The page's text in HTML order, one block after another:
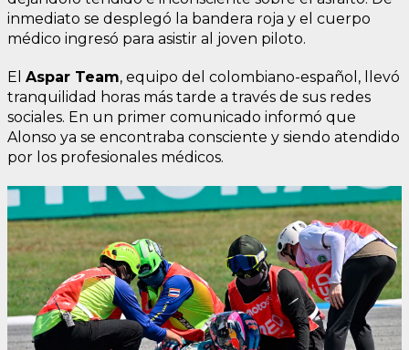
inmediato se desplegó la bandera roja y el cuerpo
médico ingresó para asistir al joven piloto.
El Aspar Team, equipo del colombiano-español, llevó
tranquilidad horas más tarde a través de sus redes
sociales. En un primer comunicado informó que
Alonso ya se encontraba consciente y siendo atendido
por los profesionales médicos.